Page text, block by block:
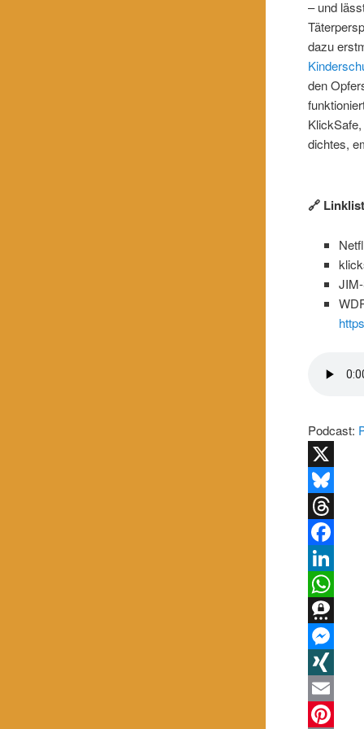
– und
dazu
den
dichtes,
🔗
Podcast:
X
Bluesky
Threads
Facebook
LinkedIn
WhatsApp
Threema
Messenger
XING
Email